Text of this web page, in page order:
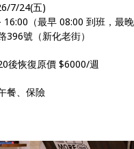
7/24(五)
（最早 08:00 到班，最晚
號（新化老街）
後恢復原價 $6000/週
餐、保險